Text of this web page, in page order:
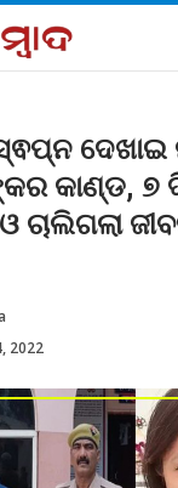
କାଣ୍ଡ, ୭
ଚାଲିଗଲା
2022